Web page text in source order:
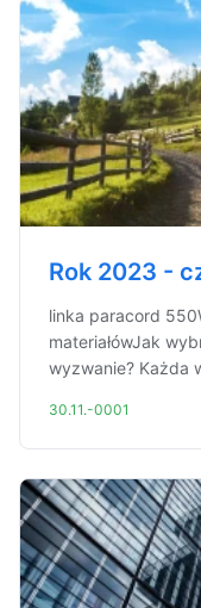
Rok 2023 -
linka paracord
materiałówJak
wyzwanie? Każda
30.11.-0001